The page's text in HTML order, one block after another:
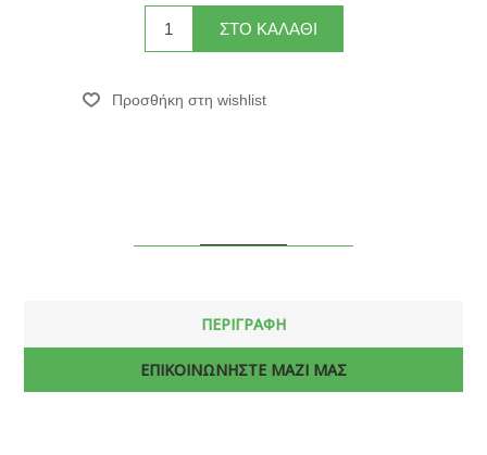
ΠΕΡΙΓΡΑΦΗ
ΕΠΙΚΟΙΝΩΝΗΣΤΕ ΜΑΖΙ ΜΑΣ